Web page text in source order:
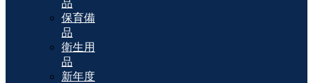
品
保育備
品
衛生用
品
新年度